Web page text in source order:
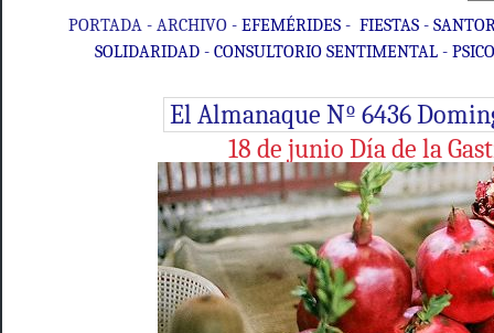
PORTADA -ARCHIVO-EFEMÉRIDES -FIESTAS -
SOLIDARIDAD - CONSULTORIO SENTIMENTAL -
El Almanaque Nº 6436
18 de junio Día de la